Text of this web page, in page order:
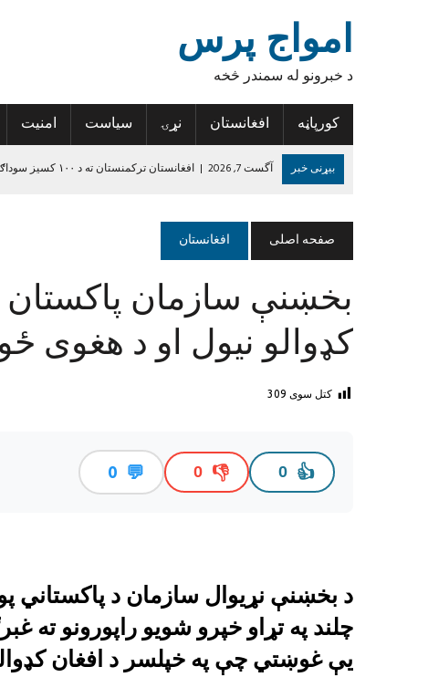
امواج پرس
د خبرونو له سمندر څخه
کورپاڼه
افغانستان نړۍ سیاست امنیت
بیړنی خبر آگست 7, 2026 | افغانستان ترکمنستان ته د ۱۰۰ کسیز سوداګریز پلاوي د سفر وړاندیز وکړ
د سوال کولو ډیجیټلي کجکول، او د خطر سره مخ بسپنه
آگست 6, 2026
| د افغانستان د لاسي غالیو صادراتو کې پنځه سلنه زیاتوالی
آگست 6, 2026
د روغتیا نړۍوال سازمان: د پولیو د مخنیوي هڅې دې
| د داعش واقعیت
صفحه اصلی افغانستان
بخښنې سازمان پاکستان
کډوالو نیول او د هغوی
کتل سوی 309
👍
0
👎
0
💬
0
د بخښنې نړیوال سازمان د پاکستاني
چلند په تړاو خپرو شویو راپورونو ته
یې غوښتي چې په خپلسر د افغان